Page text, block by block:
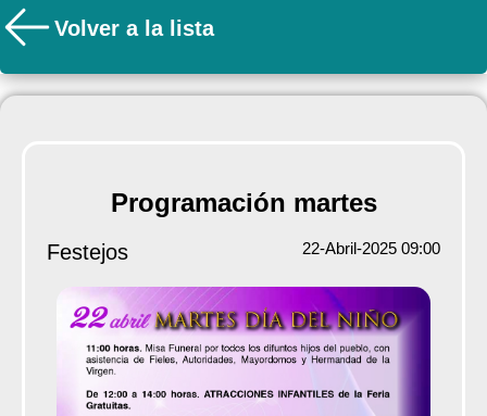
Volver a la lista
Programación martes
Festejos 22-Abril-2025 09:00